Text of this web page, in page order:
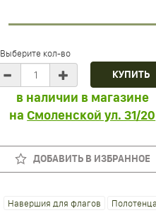
Выберите кол-во
в наличии в магазине
наСмоленской ул. 31/20
ДОБАВИТЬ В ИЗБРАННОЕ
Навершия для флагов